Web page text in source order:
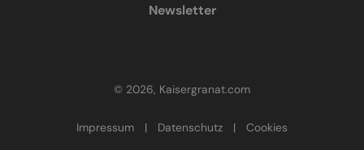
Newsletter
© 2026, Kaisergranat.com
Impressum | Datenschutz | Cookies